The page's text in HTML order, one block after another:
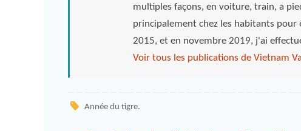
multiples façons, en voiture, train, a
principalement chez les habitants pour
2015, et en novembre 2019, j'ai
Voir tous les publications de Vietnam
Année du tigre.